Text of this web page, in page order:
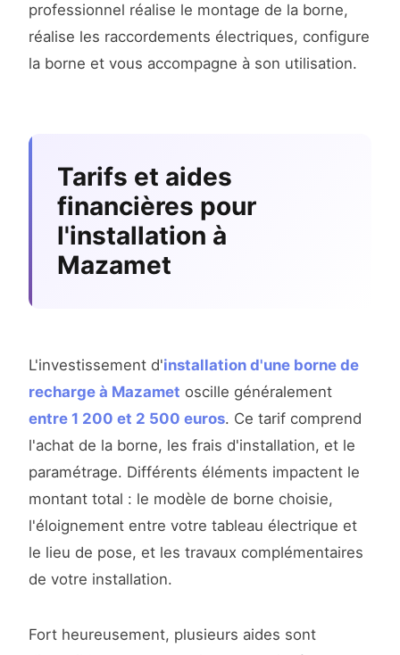
professionnel réalise le montage de la borne,
réalise les raccordements électriques, configure
la borne et vous accompagne à son utilisation.
Tarifs et aides
financières pour
l'installation à
Mazamet
L'investissement d'installation d'une borne de
recharge à Mazamet oscille généralement
entre 1 200 et 2 500 euros. Ce tarif comprend
l'achat de la borne, les frais d'installation, et le
paramétrage. Différents éléments impactent le
montant total : le modèle de borne choisie,
l'éloignement entre votre tableau électrique et
le lieu de pose, et les travaux complémentaires
de votre installation.
Fort heureusement, plusieurs aides sont